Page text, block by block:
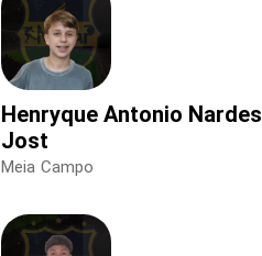
Henryque Antonio Nardes
Jost
Meia Campo